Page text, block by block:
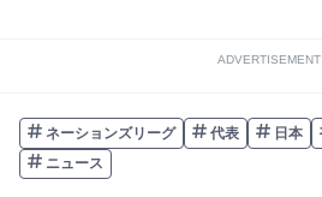
ADVERTISEMENT
ネーションズリーグ 代表 日本
ニュース